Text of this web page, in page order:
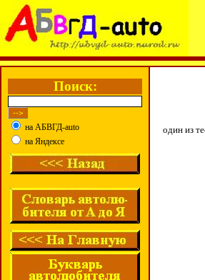
Поиск:
на АБВГД-auto
на Яндексе
один из